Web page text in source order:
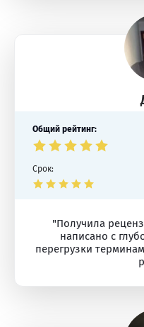
Общий рейтинг:
Срок:
"Получила
написано с
перегрузки